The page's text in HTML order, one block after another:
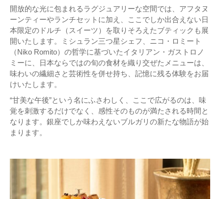
開放的な光に包まれるラグジュアリーな空間では、アフタヌ
ーンティーやランチセットに加え、ここでしか出合えない日
本限定のドルチ（スイーツ）を取りそろえたブティックも展
開いたします。ミシュラン三つ星シェフ、ニコ・ロミート
（Niko Romito）の哲学に基づいたイタリアン・ガストロノ
ミーに、日本ならではの旬の食材を織り交ぜたメニューは、
味わいの繊細さと芸術性を併せ持ち、記憶に残る体験をお届
けいたします。
“甘美な午後”という名にふさわしく、ここで広がるのは、味
覚を刺激するだけでなく、感性そのものが満たされる時間と
なります。銀座でしか味わえないブルガリの新たな物語が始
まります。